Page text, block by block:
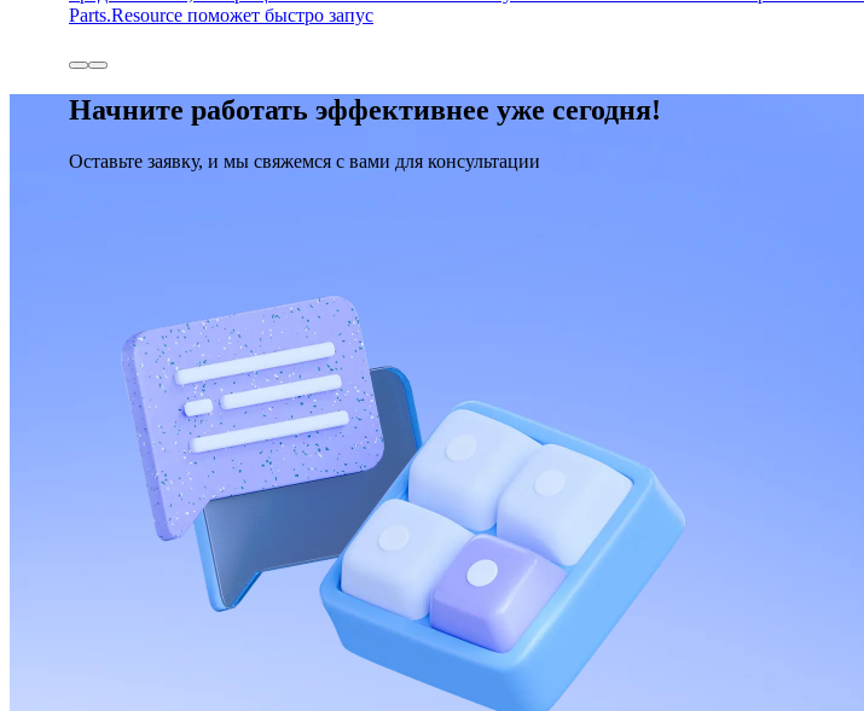
Parts.Resource поможет быстро запус
Начните работать эффективнее уже сегодня!
Оставьте заявку, и мы свяжемся с вами для консультации